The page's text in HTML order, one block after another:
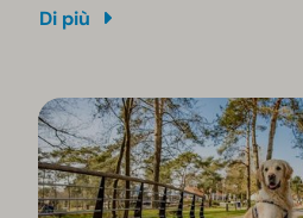
60 specie diverse di serpenti,
d'India. Lo zoo apre le sue
giorni, dalle 9 alle 18 in estate e
17 in inverno. Il rettilario è
novembre.
Di più